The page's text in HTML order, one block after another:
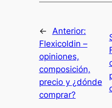
← Anterior:
Flexicoldin –
opiniones,
composición,
precio y ¿dónde
comprar?